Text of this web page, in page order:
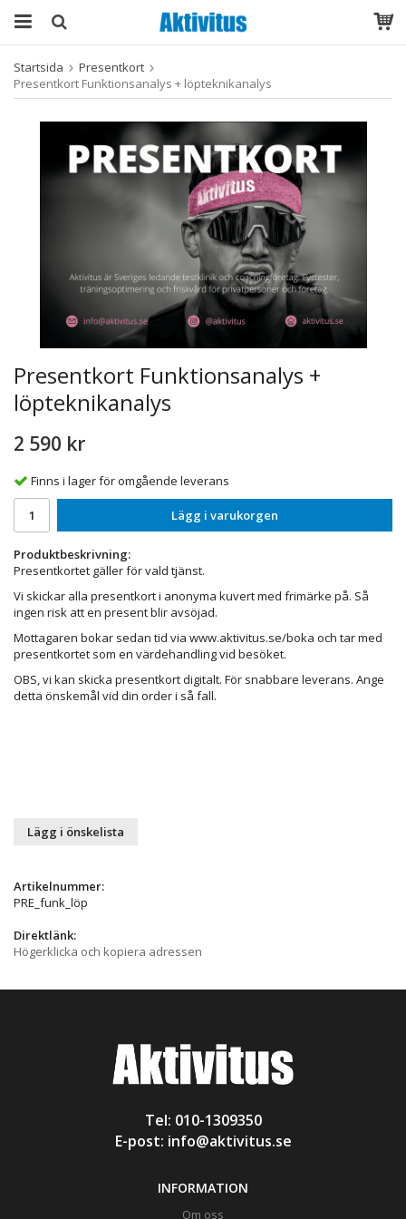
Startsida
Presentkort
Presentkort Funktionsanalys + löpteknikanalys
Presentkort Funktionsanalys +
löpteknikanalys
2 590 kr
Finns i lager för omgående leverans
Lägg i varukorgen
Produktbeskrivning:
Presentkortet gäller för vald tjänst.
Vi skickar alla presentkort i anonyma kuvert med frimärke på. Så
ingen risk att en present blir avsöjad.
Mottagaren bokar sedan tid via www.aktivitus.se/boka och tar med
presentkortet som en värdehandling vid besöket.
OBS, vi kan skicka presentkort digitalt. För snabbare leverans. Ange
detta önskemål vid din order i så fall.
Lägg i önskelista
Artikelnummer:
PRE_funk_löp
Direktlänk:
Högerklicka och kopiera adressen
Tel: 010-1309350
E-post: info@aktivitus.se
INFORMATION
Om oss